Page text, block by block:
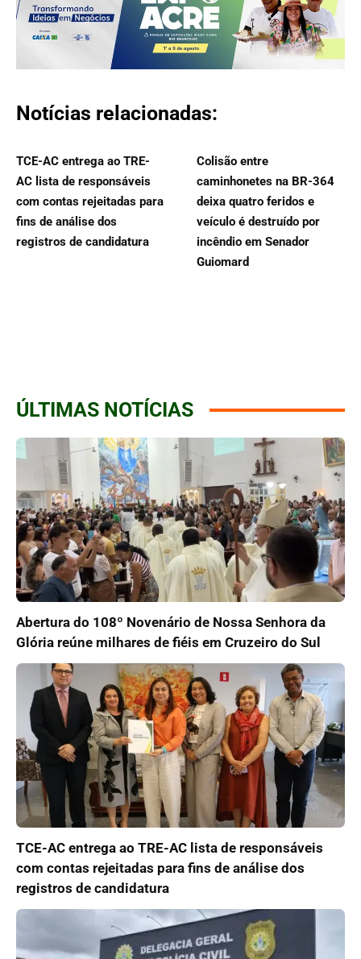
Notícias relacionadas:
TCE-AC entrega ao TRE-
AC lista de responsáveis
com contas rejeitadas para
fins de análise dos
registros de candidatura
Colisão entre
caminhonetes na BR-364
deixa quatro feridos e
veículo é destruído por
incêndio em Senador
Guiomard
ÚLTIMAS NOTÍCIAS
Abertura do 108º Novenário de Nossa Senhora da
Glória reúne milhares de fiéis em Cruzeiro do Sul
TCE-AC entrega ao TRE-AC lista de responsáveis
com contas rejeitadas para fins de análise dos
registros de candidatura